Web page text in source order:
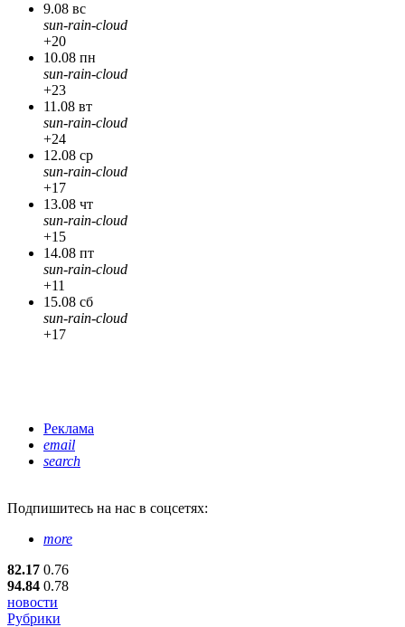
9.08 вс
sun-rain-cloud
+20
10.08 пн
sun-rain-cloud
+23
11.08 вт
sun-rain-cloud
+24
12.08 ср
sun-rain-cloud
+17
13.08 чт
sun-rain-cloud
+15
14.08 пт
sun-rain-cloud
+11
15.08 сб
sun-rain-cloud
+17
Реклама
email
search
Подпишитесь на нас в соцсетях:
more
82.17 0.76
94.84 0.78
новости
Рубрики